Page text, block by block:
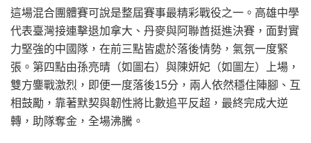
這場混合團體賽可說是整屆賽事最精彩戰役之一。高雄中學
代表臺灣接連擊退加拿大、丹麥與阿聯酋挺進決賽，面對實
力堅強的中國隊，在前三點皆處於落後情勢，氣氛一度緊
張。第四點由孫亮晴（如圖右）與陳妍妃（如圖左）上場，
雙方鏖戰激烈，即便一度落後15分，兩人依然穩住陣腳、互
相鼓勵，靠著默契與韌性將比數追平反超，最終完成大逆
轉，助隊奪金，全場沸騰。